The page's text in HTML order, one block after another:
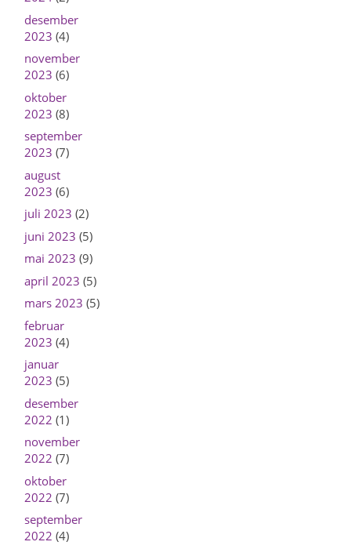
desember
2023 (4)
november
2023 (6)
oktober
2023 (8)
september
2023 (7)
august
2023 (6)
juli 2023 (2)
juni 2023 (5)
mai 2023 (9)
april 2023 (5)
mars 2023 (5)
februar
2023 (4)
januar
2023 (5)
desember
2022 (1)
november
2022 (7)
oktober
2022 (7)
september
2022 (4)